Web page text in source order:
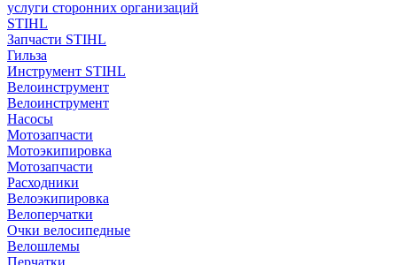
услуги сторонних организаций
STIHL
Запчасти STIHL
Гильза
Инструмент STIHL
Велоинструмент
Велоинструмент
Насосы
Мотозапчасти
Мотоэкипировка
Мотозапчасти
Расходники
Велоэкипировка
Велоперчатки
Очки велосипедные
Велошлемы
Перчатки